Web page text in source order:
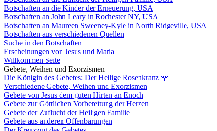
Botschaften an die Kinder der Erneuerung, USA
Botschaften an John Leary in Rochester NY, USA
Botschaften an Maureen Sweeney-Kyle in North Ridgeville, USA
Botschaften aus verschiedenen Quellen
Suche in den Botschaften
Erscheinungen von Jesus und Maria
Willkommen Seite
Gebete, Weihen und Exorzismen
Die Königin des Gebetes: Der Heilige Rosenkranz 🌹
Verschiedene Gebete, Weihen und Exorzismen
Gebete von Jesus dem guten Hirten an Enoch
Gebete zur Göttlichen Vorbereitung der Herzen
Gebete der Zuflucht der Heiligen Familie
Gebete aus anderen Offenbarungen